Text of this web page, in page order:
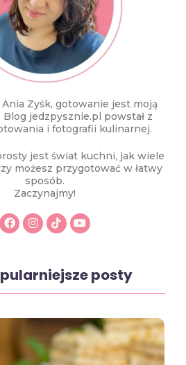
Zyśk, gotowanie jest moją
Blog jedzpysznie.pl powstał z
i fotografii kulinarnej.
jest świat kuchni, jak wiele
możesz przygotować w łatwy
sposób.
Zaczynajmy!
posty